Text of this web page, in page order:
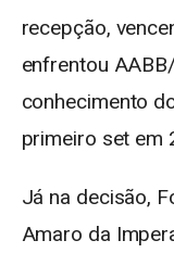
recepção,
enfrentou
conhecimento
primeiro set em
Já na decisão,
Amaro da